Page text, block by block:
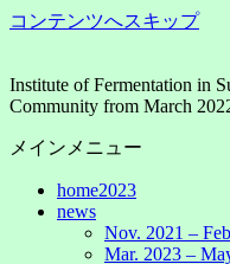
コンテンツへスキップ
Institute of Fermentation in
Community from March
メインメニュー
home2023
news
Nov. 2021 –
Mar. 2023 –